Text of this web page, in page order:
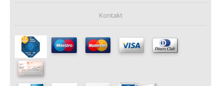
Kontakt